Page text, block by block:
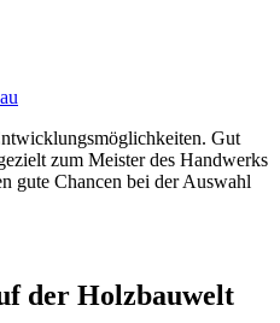
Gut
zum Meister des Handwerks
gute Chancen bei der Auswahl
der Holzbauwelt